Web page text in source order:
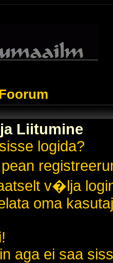
Liitumine
logida?
v�lja
oma
aga ei saa